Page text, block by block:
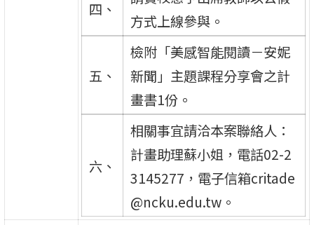
四、
方式上線參與。
五、
檢附「美感智能閱讀－安妮
新聞」主題課程分享會之計
畫書1份。
六、
相關事宜請洽本案聯絡人：
計畫助理蘇小姐，電話02-2
3145277，電子信箱critade
@ncku.edu.tw。